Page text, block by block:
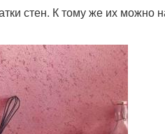
стен. К тому же их можно